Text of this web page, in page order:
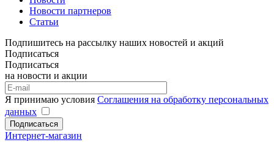
Новости партнеров
Статьи
Подпишитесь на рассылку наших новостей и акций
Подписаться
Подписаться
на новости и акции
Я принимаю условия Соглашения на обработку персональных
данных
Подписаться
Интернет-магазин